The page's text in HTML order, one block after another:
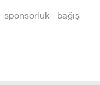
sponsorluk bağış